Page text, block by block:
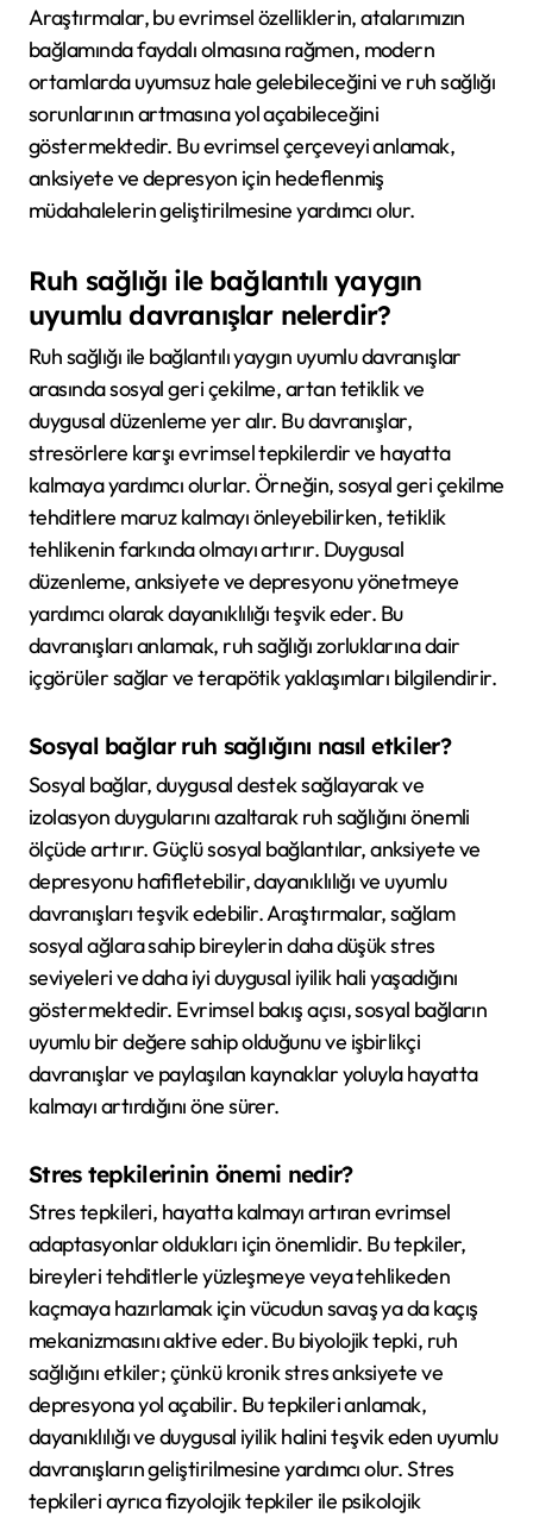
Araştırmalar, bu evrimsel özelliklerin, atalarımızın
bağlamında faydalı olmasına rağmen, modern
ortamlarda uyumsuz hale gelebileceğini ve ruh sağlığı
sorunlarının artmasına yol açabileceğini
göstermektedir. Bu evrimsel çerçeveyi anlamak,
anksiyete ve depresyon için hedeflenmiş
müdahalelerin geliştirilmesine yardımcı olur.
Ruh sağlığı ile bağlantılı yaygın
uyumlu davranışlar nelerdir?
Ruh sağlığı ile bağlantılı yaygın uyumlu davranışlar
arasında sosyal geri çekilme, artan tetiklik ve
duygusal düzenleme yer alır. Bu davranışlar,
stresörlere karşı evrimsel tepkilerdir ve hayatta
kalmaya yardımcı olurlar. Örneğin, sosyal geri çekilme
tehditlere maruz kalmayı önleyebilirken, tetiklik
tehlikenin farkında olmayı artırır. Duygusal
düzenleme, anksiyete ve depresyonu yönetmeye
yardımcı olarak dayanıklılığı teşvik eder. Bu
davranışları anlamak, ruh sağlığı zorluklarına dair
içgörüler sağlar ve terapötik yaklaşımları bilgilendirir.
Sosyal bağlar ruh sağlığını nasıl etkiler?
Sosyal bağlar, duygusal destek sağlayarak ve
izolasyon duygularını azaltarak ruh sağlığını önemli
ölçüde artırır. Güçlü sosyal bağlantılar, anksiyete ve
depresyonu hafifletebilir, dayanıklılığı ve uyumlu
davranışları teşvik edebilir. Araştırmalar, sağlam
sosyal ağlara sahip bireylerin daha düşük stres
seviyeleri ve daha iyi duygusal iyilik hali yaşadığını
göstermektedir. Evrimsel bakış açısı, sosyal bağların
uyumlu bir değere sahip olduğunu ve işbirlikçi
davranışlar ve paylaşılan kaynaklar yoluyla hayatta
kalmayı artırdığını öne sürer.
Stres tepkilerinin önemi nedir?
Stres tepkileri, hayatta kalmayı artıran evrimsel
adaptasyonlar oldukları için önemlidir. Bu tepkiler,
bireyleri tehditlerle yüzleşmeye veya tehlikeden
kaçmaya hazırlamak için vücudun savaş ya da kaçış
mekanizmasını aktive eder. Bu biyolojik tepki, ruh
sağlığını etkiler; çünkü kronik stres anksiyete ve
depresyona yol açabilir. Bu tepkileri anlamak,
dayanıklılığı ve duygusal iyilik halini teşvik eden uyumlu
davranışların geliştirilmesine yardımcı olur. Stres
tepkileri ayrıca fizyolojik tepkiler ile psikolojik